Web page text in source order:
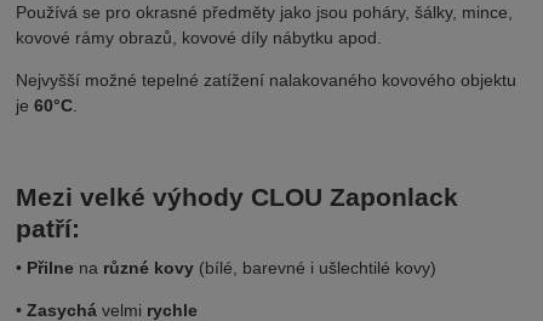
Používá se pro okrasné předměty jako jsou poháry, šálky, mince,
kovové rámy obrazů, kovové díly nábytku apod.
Nejvyšší možné tepelné zatížení nalakovaného kovového objektu
je60°C
Mezi velké výhody CLOU Zaponlack
patří:
• Přilne na různé kovy (bílé, barevné i ušlechtilé kovy)
•Zasychá velmi rychle